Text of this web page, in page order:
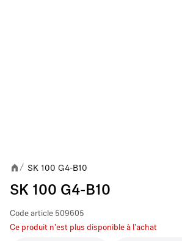
/ SK 100 G4-B10
SK 100 G4-B10
Code article 509605
Ce produit n'est plus disponible à l'achat